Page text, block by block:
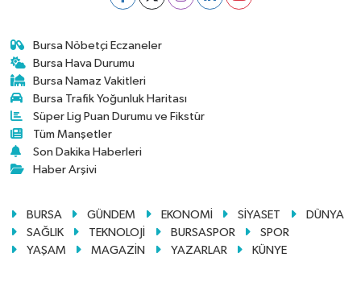
Bursa Nöbetçi Eczaneler
Bursa Hava Durumu
Bursa Namaz Vakitleri
Bursa Trafik Yoğunluk Haritası
Süper Lig Puan Durumu ve Fikstür
Tüm Manşetler
Son Dakika Haberleri
Haber Arşivi
BURSA GÜNDEM EKONOMİ SİYASET
DÜNYA
SAĞLIK
TEKNOLOJİ BURSASPOR
SPOR
YAŞAM
MAGAZİN YAZARLAR KÜNYE